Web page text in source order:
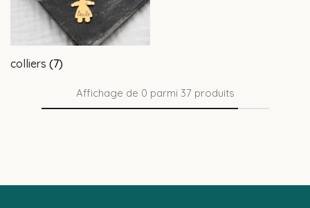
colliers (7)
Affichage de 0 parmi 37 produits